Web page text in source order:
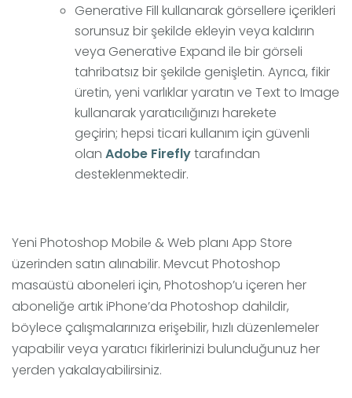
Generative Fill kullanarak görsellere içerikleri
sorunsuz bir şekilde ekleyin veya kaldırın
veya Generative Expand ile bir görseli
tahribatsız bir şekilde genişletin. Ayrıca, fikir
üretin, yeni varlıklar yaratın ve Text to Image
kullanarak yaratıcılığınızı harekete
geçirin; hepsi ticari kullanım için güvenli
olan Adobe Fireflytarafından
desteklenmektedir.
Yeni Photoshop Mobile & Web planı App Store
üzerinden satın alınabilir. Mevcut Photoshop
masaüstü aboneleri için, Photoshop’u içeren her
aboneliğe artık iPhone’da Photoshop dahildir,
böylece çalışmalarınıza erişebilir, hızlı düzenlemeler
yapabilir veya yaratıcı fikirlerinizi bulunduğunuz her
yerden yakalayabilirsiniz.